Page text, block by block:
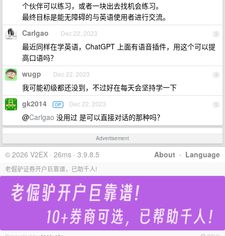
个伙伴可以练习，或者一块出去找机会练习。
最终目标是能无障碍的与英语使用者进行交流。
3
Carlgao Dec 22, 2023
最近同样在学英语，ChatGPT 上面有语音插件，用这个可以提
高口语吗？
4
wugp Dec 22, 2023
我可能初级都还没到，不过好在每天会坚持学一下
5
gk2014 OP Dec 22, 2023
@Carlgao 没用过 是可以直接对话的那种吗？
Advertisement
About · Language
© 2026 V2EX · 26ms · 3.9.8.5
老倔驴证券开户巨靠谱，已助千人!